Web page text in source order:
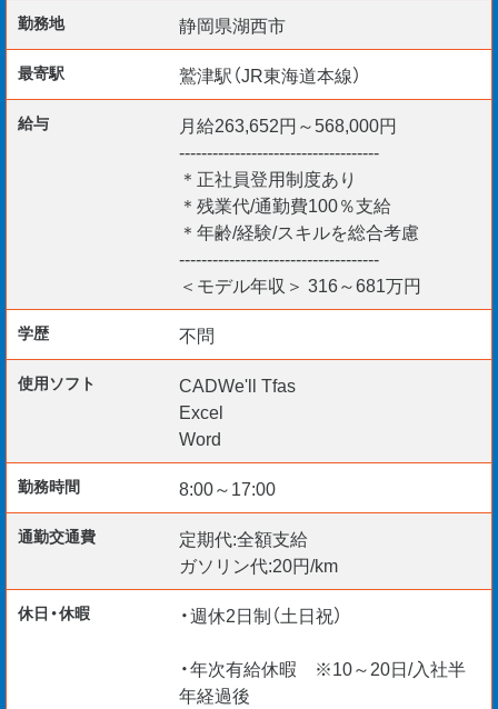
［優遇資格／歓迎要件］
1・2級電気工事施工管理技士
1・2級電気工事施工管理技士補
1・2級電気通信工事施工管理技士
第1・2・3種電気主任技術者
第一・二種電気工事士
建築設備士
計装士 など
［こんな方が活躍しています］
〇大手企業や地場工事会社の出身者
〇転職先をお探しの方
〇キャリアアップをお考えの方
勤務地 静岡県湖西市
最寄駅 鷲津駅（JR東海道本線）
給与
月給263,652円～568,000円
------------------------------------
＊正社員登用制度あり
＊残業代/通勤費100％支給
＊年齢/経験/スキルを総合考慮
------------------------------------
＜モデル年収＞ 316～681万円
学歴 不問
使用ソフト
CADWe'll Tfas
Excel
Word
勤務時間 8:00～17:00
通勤交通費
定期代:全額支給
ガソリン代:20円/km
休日・休暇
・週休2日制（土日祝）
・年次有給休暇 ※10～20日/入社半
年経過後